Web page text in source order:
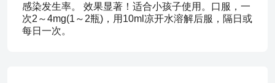
感染发生率。 效果显著！适合小孩子使用。口服，一
次2～4mg(1～2瓶)，用10ml凉开水溶解后服，隔日或
每日一次。